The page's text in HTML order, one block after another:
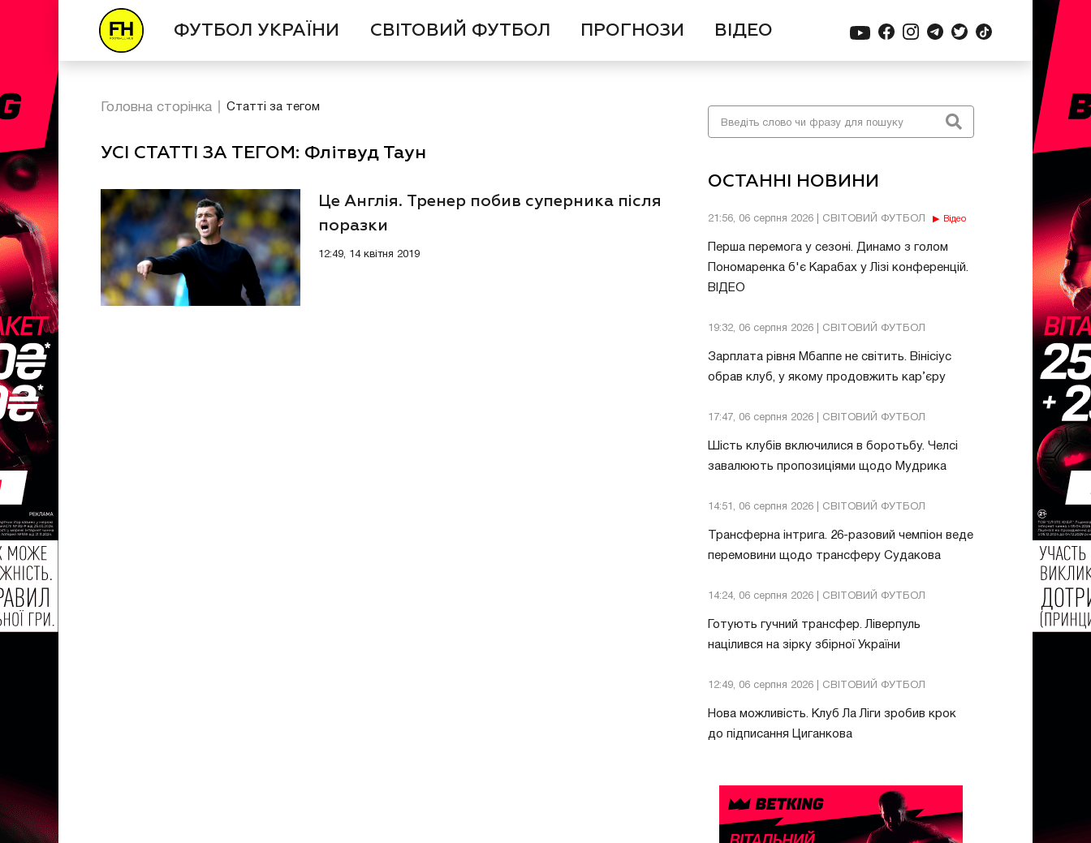
ФУТБОЛ УКРАЇНИ СВІТОВИЙ ФУТБОЛ ПРОГНОЗИ ВІДЕО
ОСТАННІ НОВИНИ
21:56, 06 серпня 2026 | СВІТОВИЙ ФУТБОЛ Відео
Перша перемога у сезоні. Динамо з голом
Пономаренка б'є Карабах у Лізі конференцій.
ВІДЕО
19:32, 06 серпня 2026 | СВІТОВИЙ ФУТБОЛ
Зарплата рівня Мбаппе не світить. Вінісіус
обрав клуб, у якому продовжить кар’єру
17:47, 06 серпня 2026 | СВІТОВИЙ ФУТБОЛ
Шість клубів включилися в боротьбу. Челсі
завалюють пропозиціями щодо Мудрика
14:51, 06 серпня 2026 | СВІТОВИЙ ФУТБОЛ
Трансферна інтрига. 26-разовий чемпіон веде
перемовини щодо трансферу Судакова
14:24, 06 серпня 2026 | СВІТОВИЙ ФУТБОЛ
Готують гучний трансфер. Ліверпуль
націлився на зірку збірної України
12:49, 06 серпня 2026 | СВІТОВИЙ ФУТБОЛ
Нова можливість. Клуб Ла Ліги зробив крок
до підписання Циганкова
Головна сторінка Статті за тегом
УСІ СТАТТІ ЗА ТЕГОМ: Флітвуд Таун
Це Англія. Тренер побив суперника після
поразки
12:49, 14 квітня 2019